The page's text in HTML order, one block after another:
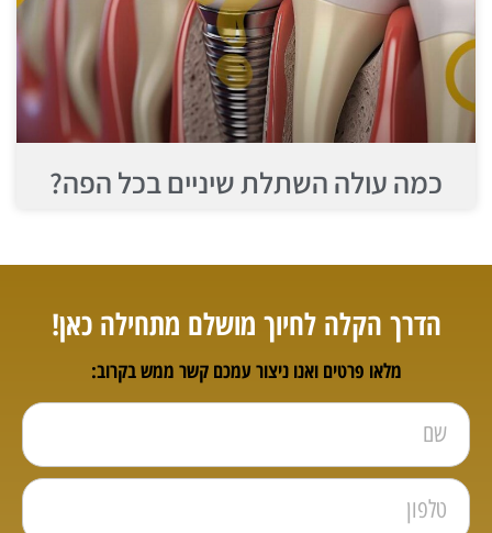
כמה עולה השתלת שיניים בכל הפה?
הדרך הקלה לחיוך מושלם מתחילה כאן!
מלאו פרטים ואנו ניצור עמכם קשר ממש בקרוב: